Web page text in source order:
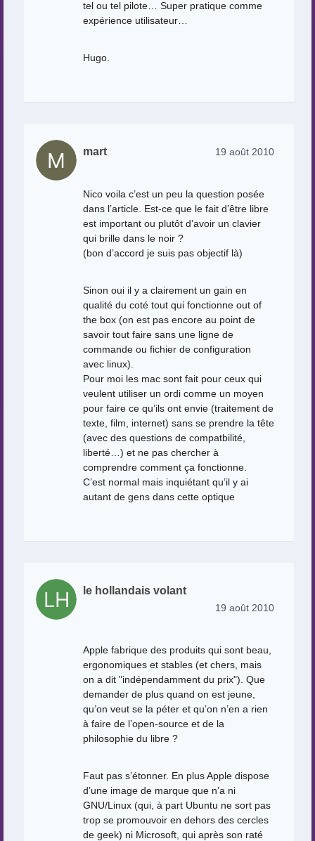
tel ou tel pilote… Super pratique comme
expérience utilisateur…
Hugo.
mart 19 août 2010
Nico voila c’est un peu la question posée
dans l’article. Est-ce que le fait d’être libre
est important ou plutôt d’avoir un clavier
qui brille dans le noir ?
(bon d’accord je suis pas objectif là)
Sinon oui il y a clairement un gain en
qualité du coté tout qui fonctionne out of
the box (on est pas encore au point de
savoir tout faire sans une ligne de
commande ou fichier de configuration
avec linux).
Pour moi les mac sont fait pour ceux qui
veulent utiliser un ordi comme un moyen
pour faire ce qu’ils ont envie (traitement de
texte, film, internet) sans se prendre la tête
(avec des questions de compatbilité,
liberté…) et ne pas chercher à
comprendre comment ça fonctionne.
C’est normal mais inquiétant qu’il y ai
autant de gens dans cette optique
le hollandais volant
19 août 2010
Apple fabrique des produits qui sont beau,
ergonomiques et stables (et chers, mais
on a dit "indépendamment du prix"). Que
demander de plus quand on est jeune,
qu’on veut se la péter et qu’on n’en a rien
à faire de l’open-source et de la
philosophie du libre ?
Faut pas s’étonner. En plus Apple dispose
d’une image de marque que n’a ni
GNU/Linux (qui, à part Ubuntu ne sort pas
trop se promouvoir en dehors des cercles
de geek) ni Microsoft, qui après son raté